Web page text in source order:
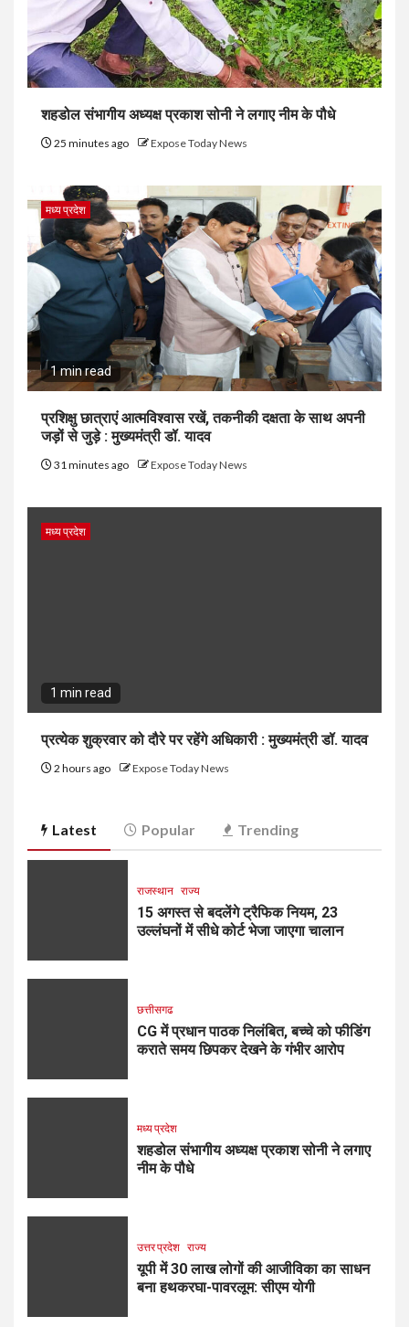
शहडोल संभागीय अध्यक्ष प्रकाश सोनी ने लगाए नीम के पौधे
25 minutes ago Expose Today News
मध्य प्रदेश
1 min read
प्रशिक्षु छात्राएं आत्मविश्वास रखें, तकनीकी दक्षता के साथ अपनी
जड़ों से जुड़े : मुख्यमंत्री डॉ. यादव
31 minutes ago Expose Today News
मध्य प्रदेश
1 min read
प्रत्येक शुक्रवार को दौरे पर रहेंगे अधिकारी : मुख्यमंत्री डॉ. यादव
2 hours ago Expose Today News
Latest Popular Trending
राजस्थान राज्य
15 अगस्त से बदलेंगे ट्रैफिक नियम, 23
उल्लंघनों में सीधे कोर्ट भेजा जाएगा चालान
छत्तीसगढ
CG में प्रधान पाठक निलंबित, बच्चे को फीडिंग
कराते समय छिपकर देखने के गंभीर आरोप
मध्य प्रदेश
शहडोल संभागीय अध्यक्ष प्रकाश सोनी ने लगाए
नीम के पौधे
उत्तर प्रदेश राज्य
यूपी में 30 लाख लोगों की आजीविका का साधन
बना हथकरघा-पावरलूम: सीएम योगी